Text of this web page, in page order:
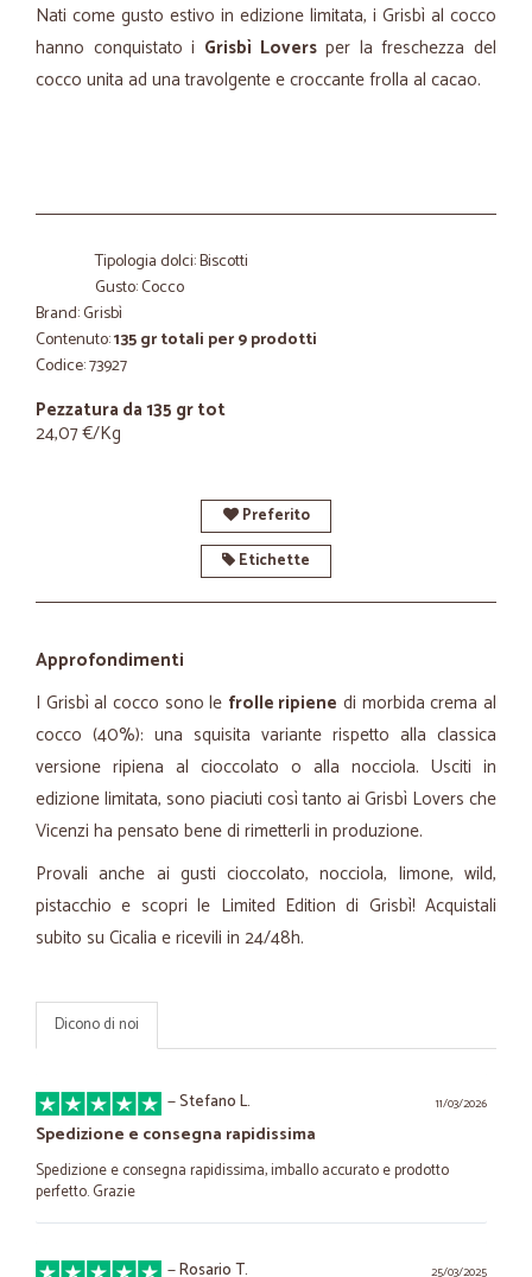
Nati come gusto estivo in edizione limitata, i Grisbì al cocco
hanno conquistato i Grisbì Loversper la freschezza del
cocco unita ad una travolgente e croccante frolla al cacao.
Tipologia dolci: Biscotti
Gusto: Cocco
Brand: Grisbì
Contenuto:135 gr totali per 9 prodotti
Codice: 73927
Pezzatura da 135 gr tot
24,07 €/Kg
Preferito
Etichette
Approfondimenti
I Grisbì al cocco sono le frolle ripiene di morbida crema al
cocco (40%): una squisita variante rispetto alla classica
versione ripiena al cioccolato o alla nocciola. Usciti in
edizione limitata, sono piaciuti così tanto ai Grisbì Lovers che
Vicenzi ha pensato bene di rimetterli in produzione.
Provali anche ai gusti cioccolato, nocciola, limone, wild,
pistacchio e scopri le Limited Edition di Grisbì! Acquistali
subito su Cicalia e ricevili in 24/48h.
Dicono di noi
11/03/2026
—Stefano L.
Spedizione e consegna rapidissima
Spedizione e consegna rapidissima, imballo accurato e prodotto
perfetto. Grazie
25/03/2025
—Rosario T.